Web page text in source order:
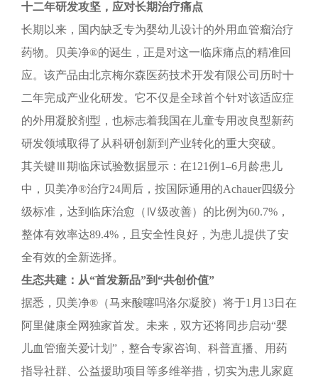
十二年研发攻坚，应对长期治疗痛点
长期以来，国内缺乏专为婴幼儿设计的外用血管瘤治疗
药物。贝美净®的诞生，正是对这一临床痛点的精准回
应。该产品由北京梅尔森医药技术开发有限公司历时十
二年完成产业化研发。它不仅是全球首个针对该适应症
的外用凝胶剂型，也标志着我国在儿童专用改良型新药
研发领域取得了从科研创新到产业转化的重大突破。
其关键Ⅲ期临床试验数据显示：在121例1–6月龄患儿
中，贝美净®治疗24周后，按国际通用的Achauer四级分
级标准，达到临床治愈（Ⅳ级改善）的比例为60.7%，
整体有效率达89.4%，且安全性良好，为患儿提供了安
全有效的全新选择。
生态共建：从“首发新品”到“共创价值”
据悉，贝美净®（马来酸噻吗洛尔凝胶）将于1月13日在
阿里健康全网独家首发。未来，双方还将同步启动“婴
儿血管瘤关爱计划”，整合专家咨询、科普直播、用药
指导社群、公益援助项目等多维举措，切实为患儿家庭